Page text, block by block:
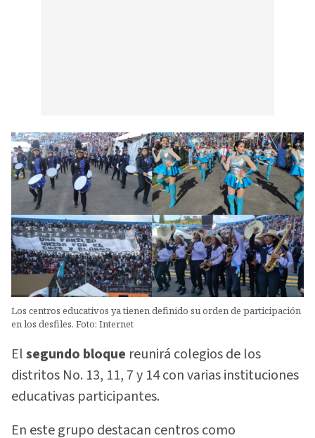
Los centros educativos ya tienen definido su orden de participación
en los desfiles. Foto: Internet
Elsegundo bloque reunirá colegios de los
distritos No. 13, 11, 7 y 14 con varias instituciones
educativas participantes.
En este grupo destacan centros como